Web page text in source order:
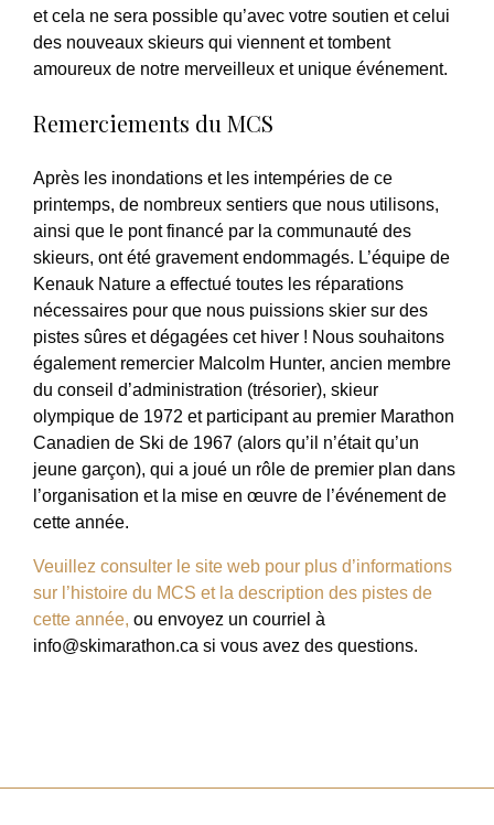
et cela ne sera possible qu’avec votre soutien et celui
des nouveaux skieurs qui viennent et tombent
amoureux de notre merveilleux et unique événement.
Remerciements du MCS
Après les inondations et les intempéries de ce
printemps, de nombreux sentiers que nous utilisons,
ainsi que le pont financé par la communauté des
skieurs, ont été gravement endommagés. L’équipe de
Kenauk Nature a effectué toutes les réparations
nécessaires pour que nous puissions skier sur des
pistes sûres et dégagées cet hiver ! Nous souhaitons
également remercier Malcolm Hunter, ancien membre
du conseil d’administration (trésorier), skieur
olympique de 1972 et participant au premier Marathon
Canadien de Ski de 1967 (alors qu’il n’était qu’un
jeune garçon), qui a joué un rôle de premier plan dans
l’organisation et la mise en œuvre de l’événement de
cette année.
Veuillez consulter le site web pour plus d’informations
sur l’histoire du MCS et la description des pistes de
cette année, ou envoyez un courriel à
info@skimarathon.ca si vous avez des questions.